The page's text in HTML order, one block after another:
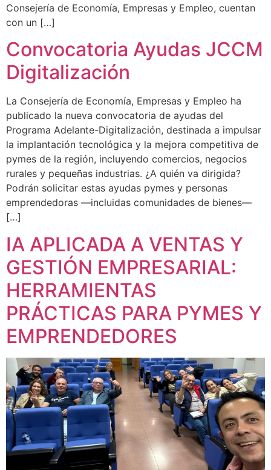
Consejería de Economía, Empresas y Empleo, cuentan
con un […]
Convocatoria Ayudas JCCM
Digitalización
La Consejería de Economía, Empresas y Empleo ha
publicado la nueva convocatoria de ayudas del
Programa Adelante-Digitalización, destinada a impulsar
la implantación tecnológica y la mejora competitiva de
pymes de la región, incluyendo comercios, negocios
rurales y pequeñas industrias. ¿A quién va dirigida?
Podrán solicitar estas ayudas pymes y personas
emprendedoras —incluidas comunidades de bienes—
[…]
IA APLICADA A VENTAS Y
GESTIÓN EMPRESARIAL:
HERRAMIENTAS
PRÁCTICAS PARA PYMES Y
EMPRENDEDORES